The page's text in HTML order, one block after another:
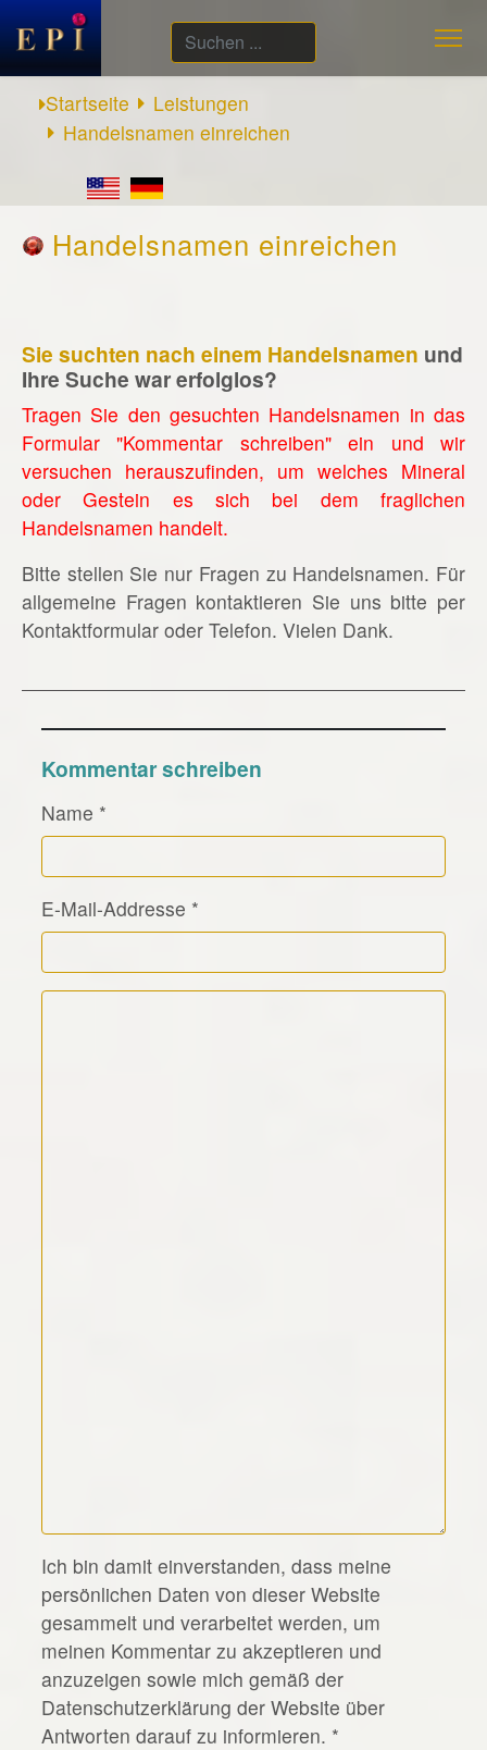
Suchen
...
Startseite
Leistungen
Handelsnamen einreichen
Handelsnamen einreichen
Sie suchten nach einem Handelsnamen und
Ihre Suche war erfolglos?
Tragen Sie den gesuchten Handelsnamen in das
Formular "Kommentar schreiben" ein und wir
versuchen herauszufinden, um welches Mineral
oder Gestein es sich bei dem fraglichen
Handelsnamen handelt.
Bitte stellen Sie nur Fragen zu Handelsnamen. Für
allgemeine Fragen kontaktieren Sie uns bitte per
Kontaktformular oder Telefon. Vielen Dank.
Kommentar schreiben
Name *
E-Mail-Addresse *
Kommentar Text
*
Ich bin damit einverstanden, dass meine
persönlichen Daten von dieser Website
gesammelt und verarbeitet werden, um
meinen Kommentar zu akzeptieren und
anzuzeigen sowie mich gemäß der
Datenschutzerklärung der Website über
Antworten darauf zu informieren. *